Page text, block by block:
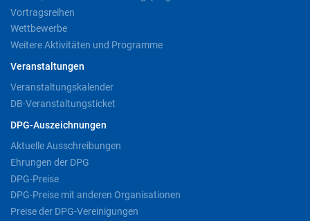
Vortragsreihen
Wettbewerbe
Weitere Aktivitäten und Programme
Veranstaltungen
Veranstaltungskalender
DB-Veranstaltungsticket
DPG-Auszeichnungen
Aktuelle Ausschreibungen
Ehrungen der DPG
DPG-Preise
DPG-Preise mit anderen Organisationen
Preise der DPG-Vereinigungen